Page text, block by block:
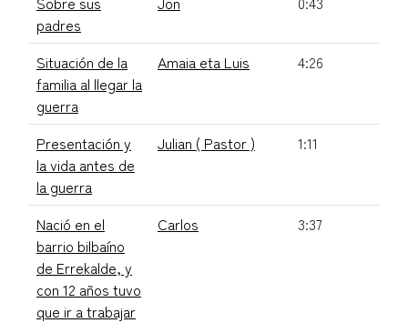
padres
Situación de la
familia al llegar la
guerra
Amaia eta Luis 4:26
Presentación y
la vida antes de
la guerra
Julian ( Pastor ) 1:11
Nació en el
barrio bilbaíno
de Errekalde, y
con 12 años tuvo
que ir a trabajar
Carlos 3:37